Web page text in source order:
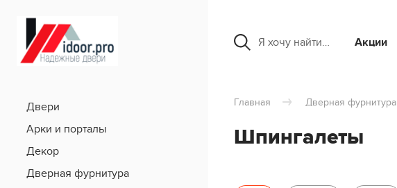
Я хочу найти… Акции
Двери
Арки и порталы
Декор
Дверная фурнитура
Главная Дверная фурнитура
Шпингалеты